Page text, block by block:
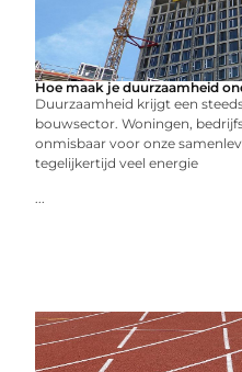
Hoe maak je duurzaamheid
Duurzaamheid krijgt een
bouwsector. Woningen,
onmisbaar voor onze
tegelijkertijd veel energie
...